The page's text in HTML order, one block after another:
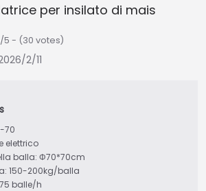
per insilato di mais
5 - (30 votes)
2/11
70
elettrico
balla: Φ70*70cm
150-200kg/balla
balle/h